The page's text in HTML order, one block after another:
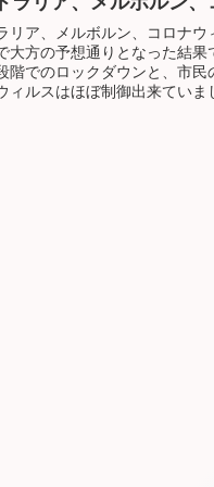
リア、メルボルン、コロナ
大方の予想通りとなった結果
階でのロックダウンと、市
ィルスはほぼ制御出来ていま